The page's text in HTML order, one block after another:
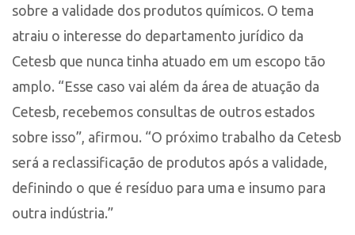
sobre a validade dos produtos químicos. O tema
atraiu o interesse do departamento jurídico da
Cetesb que nunca tinha atuado em um escopo tão
amplo. “Esse caso vai além da área de atuação da
Cetesb, recebemos consultas de outros estados
sobre isso”, afirmou. “O próximo trabalho da Cetesb
será a reclassificação de produtos após a validade,
definindo o que é resíduo para uma e insumo para
outra indústria.”